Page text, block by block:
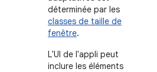
déterminée par les
classes de taille de
fenêtre.
L'UI de l'appli peut
inclure les éléments